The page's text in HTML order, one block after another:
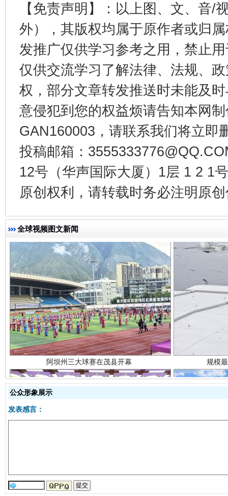
【免责声明】：以上图、文、音/
外），其版权均属于原作者或归
发推广仅供学习参考之用，禁止
仅供交流学习了解法律、法规、
权，部分文章转发推送时未能及
意侵犯到您的权益烦请告知本网
GAN160003，请联系我们将立即
投稿邮箱：
12号（华声国际大厦）1层 1 2 1
原创权利，请转载时务必注明原
全球视频图文新闻
全民健身五年计划来了！等你上场
阿坝州三大球赛在茂县开幕 规模
公众形象展示
发表感言：